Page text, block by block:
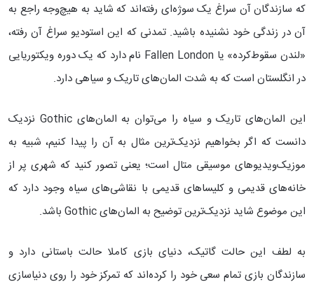
که سازندگان آن سراغ یک سوژه‌ای رفته‌اند که شاید به هیچ‌وجه راجع به
آن در زندگی خود نشنیده باشید. تمدنی که این استودیو سراغ آن رفته،
«لندن سقوط‌کرده» یا Fallen London نام دارد که یک دوره ویکتوریایی
در انگلستان است که به شدت المان‌های تاریک و سیاهی دارد.
این المان‌های تاریک و سیاه را می‌توان به المان‌های Gothic نزدیک
دانست که اگر بخواهیم نزدیک‌ترین مثال به آن را پیدا کنیم، شبیه به
موزیک‌ویدیوهای موسیقی متال است؛ یعنی تصور کنید که شهری پر از
خانه‌های قدیمی و کلیساهای قدیمی با نقاشی‌های سیاه وجود دارد که
این موضوع شاید نزدیک‌ترین توضیح به المان‌های Gothic باشد.
به لطف این حالت گاتیک، دنیای بازی کاملا حالت باستانی دارد و
سازندگان بازی تمام سعی خود را کرده‌اند که تمرکز خود را روی دنیاسازی